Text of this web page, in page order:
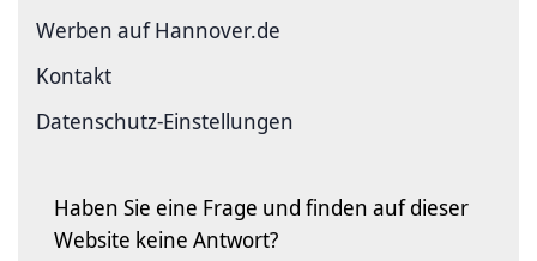
Werben auf Hannover.de
Kontakt
Datenschutz-Einstellungen
Haben Sie eine Frage und finden auf dieser
Website keine Antwort?